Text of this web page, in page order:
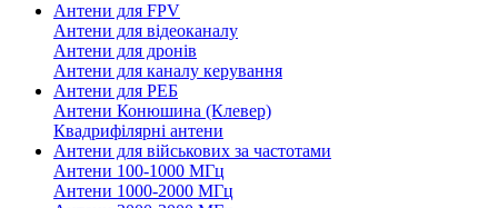
Антени для FPV
Антени для відеоканалу
Антени для дронів
Антени для каналу керування
Антени для РЕБ
Антени Конюшина (Клевер)
Квадрифілярні антени
Антени для військових за частотами
Антени 100-1000 МГц
Антени 1000-2000 МГц